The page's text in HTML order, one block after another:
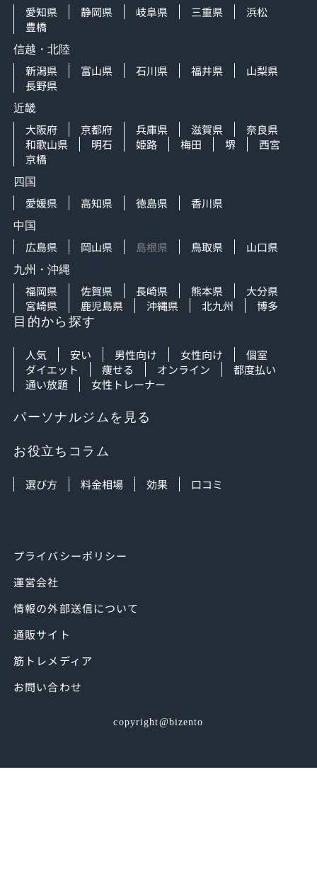
愛知県 静岡県 岐阜県 三重県
浜松
豊橋
信越・北陸
新潟県 富山県 石川県 福井県
山梨県
長野県
近畿
大阪府 京都府 兵庫県 滋賀県
奈良県
和歌山県
明石 姫路 梅田 堺
西宮
京橋
四国
愛媛県 高知県 徳島県 香川県
中国
広島県 岡山県 島根県 鳥取県 山口県
九州・沖縄
福岡県 佐賀県 長崎県 熊本県
大分県
宮崎県
鹿児島県 沖縄県 北九州 博多
目的から探す
人気 安い 男性向け 女性向け
個室
ダイエット
痩せる オンライン
都度払い
通い放題
女性トレーナー
パーソナルジムを見る
お役立ちコラム
選び方 料金相場 効果 口コミ
プライバシーポリシー
運営会社
情報の外部送信について
通販サイト
筋トレメディア
お問い合わせ
copyright@bizento